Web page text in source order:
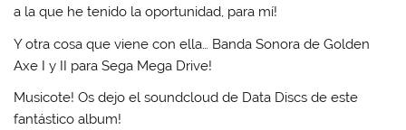
a la que he tenido la oportunidad, para mí!
Y otra cosa que viene con ella… Banda Sonora de Golden
Axe I y II para Sega Mega Drive!
Musicote! Os dejo el soundcloud de Data Discs de este
fantástico album!